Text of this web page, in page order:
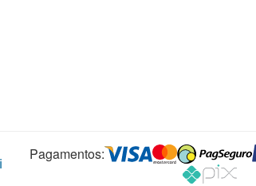
Pagamentos: